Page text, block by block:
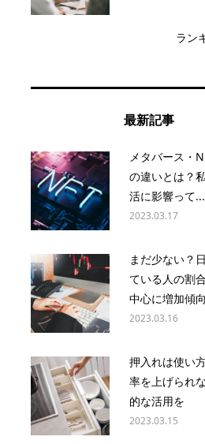
ラン
最新記事
メタバース・
の違いとは？
活に影響って...
2023.03.17
まだ少ない？
ている人の割
中心に増加傾向
2023.03.16
押入れは使い
率を上げられ
的な活用を
2023.03.15